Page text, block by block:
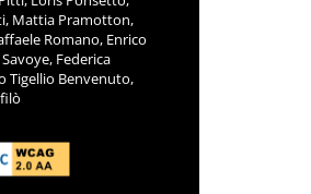
Mattia Pramotton,
Romano, Enrico
Federica
Tigellio Benvenuto,